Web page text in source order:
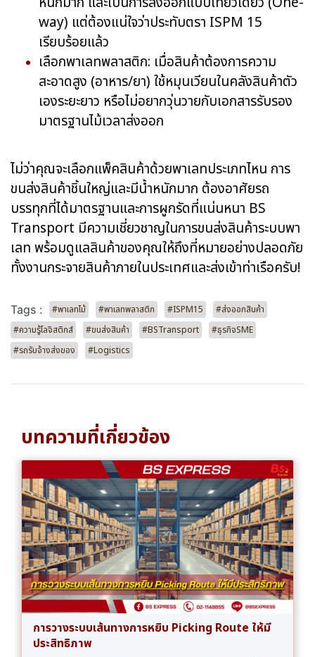
way) แต่ต้องแน่ใจว่าประทับตรา ISPM 15
เรียบร้อยแล้ว
เลือกพาเลทพลาสติก: เมื่อสินค้าต้องการความ
สะอาดสูง (อาหาร/ยา) ใช้หมุนเวียนในคลังสินค้าตัว
เองระยะยาว หรือไม่อยากวุ่นวายกับเอกสารรับรอง
มาตรฐานไม้เวลาส่งออก
ไม่ว่าคุณจะเลือกแพ็คสินค้าด้วยพาเลทประเภทไหน การ
ขนส่งสินค้าชิ้นใหญ่และมีน้ำหนักมาก ต้องอาศัยรถ
บรรทุกที่ได้มาตรฐานและการผูกรัดที่แน่นหนา BS
Transport มีความเชี่ยวชาญในการขนส่งสินค้าระบบพา
เลท พร้อมดูแลสินค้าของคุณให้ถึงที่หมายอย่างปลอดภัย
ทั้งงานกระจายสินค้าภายในประเทศและส่งเข้าท่าเรือครับ!
Tags : #พาเลทไม้ #พาเลทพลาสติก #ISPM15
#ส่งออกสินค้า
#ความรู้โลจิสติกส์
#ขนส่งสินค้า #BSTransport
#ธุรกิจSME
#รถรับจ้างส่งของ
#Logistics
บทความที่เกี่ยวข้อง
การวางระบบเส้นทางการหยิบ Picking Route ให้มี
ประสิทธิภาพ